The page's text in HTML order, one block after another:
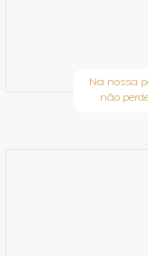
Na nossa
não